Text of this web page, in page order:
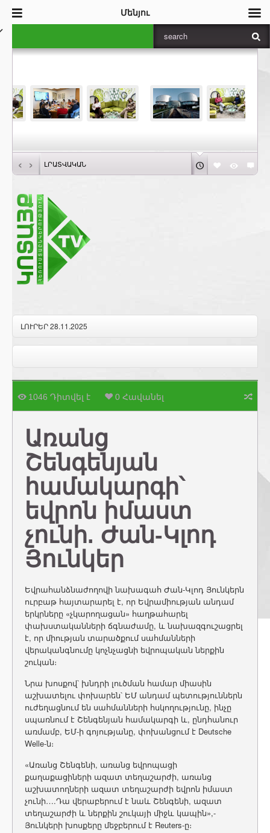
‹ › ԼՐԱՏՎԱԿԱՆ
ԼՈՒՐԵՐ 28.11.2025
1046 Դիտվել է 0 Հավանել
Առանց
Շենգենյան
համակարգի՝
եվրոն իմաստ
չունի. Ժան-Կլոդ
Յունկեր
Եվրահանձնաժողովի նախագահ Ժան-Կլոդ Յունկերն
ուրբաթ հայտարարել է, որ Եվրամիության անդամ
երկրները «չկարողացան» հաղթահարել
փախստականների ճգնաժամը, և նախազգուշացրել
է, որ միության տարածքում սահմանների
վերականգնումը կոչնչացնի եվրոպական ներքին
շուկան։
Նրա խոսքով՝ խնդրի լուծման համար միասին
աշխատելու փոխարեն՝ ԵՄ անդամ պետություններն
ուժեղացնում են սահմանների հսկողությունը, ինչը
սպառնում է Շենգենյան համակարգի և, ընդհանուր
առմամբ, ԵՄ-ի գոյությանը, փոխանցում է Deutsche
Welle-ն։
«Առանց Շենգենի, առանց եվրոպացի
քաղաքացիների ազատ տեղաշարժի, առանց
աշխատողների ազատ տեղաշարժի եվրոն իմաստ
չունի….Դա վերաբերում է նաև Շենգենի, ազատ
տեղաշարժի և ներքին շուկայի միջև կապին»,-
Յունկերի խոսքերը մեջբերում է Reuters-ը։
Մենյու